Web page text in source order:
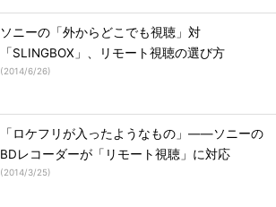
ソニーの「外からどこでも視聴」対
「SLINGBOX」、リモート視聴の選び方
(2014/6/26)
「ロケフリが入ったようなもの」――ソニーの
BDレコーダーが「リモート視聴」に対応
(2014/3/25)